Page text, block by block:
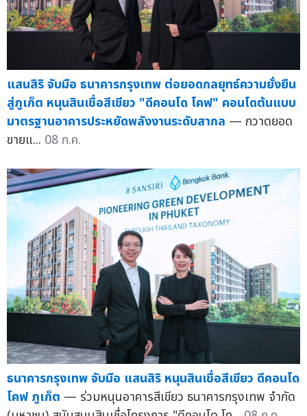
แสนสิริ จับมือ ธนาคารกรุงเทพ ต่อยอดกลยุทธ์ความยั่งยืน
สู่ภูเก็ต หนุนสินเชื่อสีเขียว "ดีคอนโด โคฟ" คอนโดต้นแบบ
มาตรฐานอาคารประหยัดพลังงานระดับสากล — กวาดยอด
ขายแ... 08 ก.ค.
ธนาคารกรุงเทพ จับมือ แสนสิริ หนุนสินเชื่อสีเขียว ดีคอนโด
โคฟ ภูเก็ต — ร่วมหนุนอาคารสีเขียว ธนาคารกรุงเทพ จำกัด